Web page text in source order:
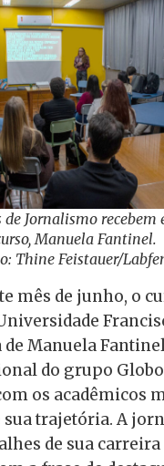
Jornalismo recebem
Manuela Fantinel.
Thine Feistauer/
mês de junho, o
Manuela
do grupo
os acadêmicos
trajetória. A
de sua